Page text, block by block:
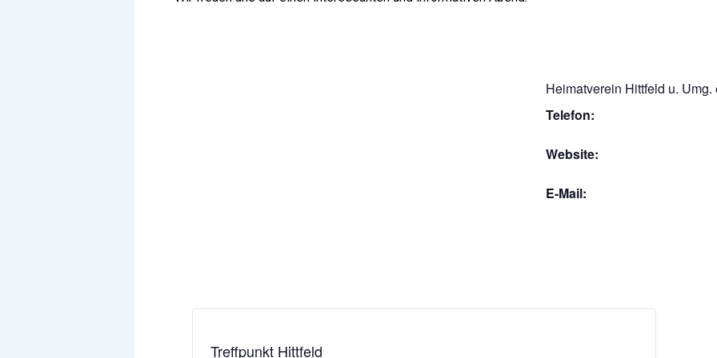
Heimatverein Hittfeld u. Umg.
Telefon:
Website:
E-Mail:
Treffpunkt Hittfeld